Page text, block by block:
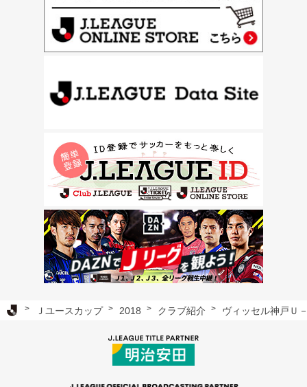
Ｊリーグ TOP
Ｊユースカップ 2018 クラブ紹介 ヴィッセル神戸Ｕ